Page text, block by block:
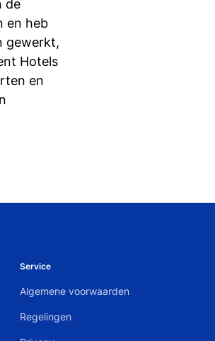
de
en heb
gewerkt,
Hotels
en
Service
Algemene voorwaarden
Regelingen